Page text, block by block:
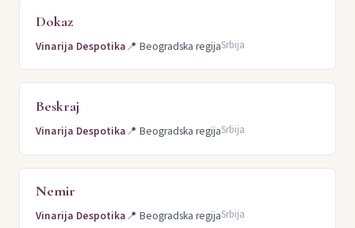
Dokaz
Vinarija Despotika📍 Beogradska regijaSrbija
Beskraj
Vinarija Despotika📍 Beogradska regijaSrbija
Nemir
Vinarija Despotika📍 Beogradska regijaSrbija